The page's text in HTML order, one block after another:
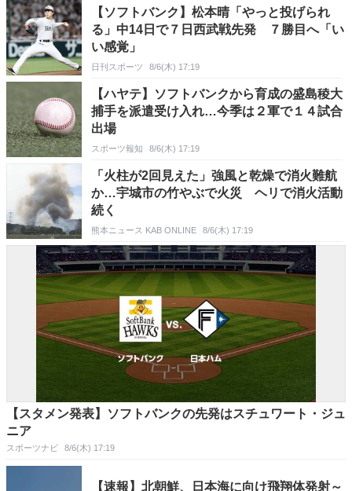
【ソフトバンク】松本晴「やっと投げられ
る」中14日で７日西武戦先発 ７勝目へ「い
い感覚」
日刊スポーツ 8/6(木) 17:19
【ハヤテ】ソフトバンクから育成の盛島稜大
捕手を派遣受け入れ…今季は２軍で１４試合
出場
スポーツ報知 8/6(木) 17:19
「火柱が2回見えた」強風と乾燥で消火難航
か…宇城市の竹やぶで火災 ヘリで消火活動
続く
熊本ニュース KAB ONLINE 8/6(木) 17:19
【スタメン発表】ソフトバンクの先発はスチュワート・ジュ
ニア
スポーツナビ 8/6(木) 17:19
【速報】北朝鮮、日本海に向け飛翔体発射～